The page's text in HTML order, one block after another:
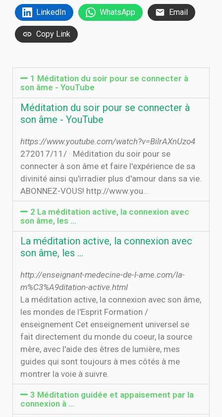
LinkedIn WhatsApp Email
Copy Link
1 Méditation du soir pour se connecter à
son âme - YouTube
Méditation du soir pour se connecter à
son âme - YouTube
https://www.youtube.com/watch?v=BilrAXnUzo4
27‏‏/11‏‏/2017 · Méditation du soir pour se
connecter à son âme et faire l'expérience de sa
divinité ainsi qu'irradier plus d'amour dans sa vie.
ABONNEZ-VOUS! http://www.you...
2 La méditation active, la connexion avec
son âme, les ...
La méditation active, la connexion avec
son âme, les ...
http://enseignant-medecine-de-l-ame.com/la-
m%C3%A9ditation-active.html
La méditation active, la connexion avec son âme,
les mondes de l'Esprit Formation /
enseignement Cet enseignement universel se
fait directement du monde du coeur, la source
mère, avec l'aide des êtres de lumière, mes
guides qui sont toujours à mes côtés à me
montrer la voie à suivre.
3 Méditation guidée et appaisement par la
connexion à …